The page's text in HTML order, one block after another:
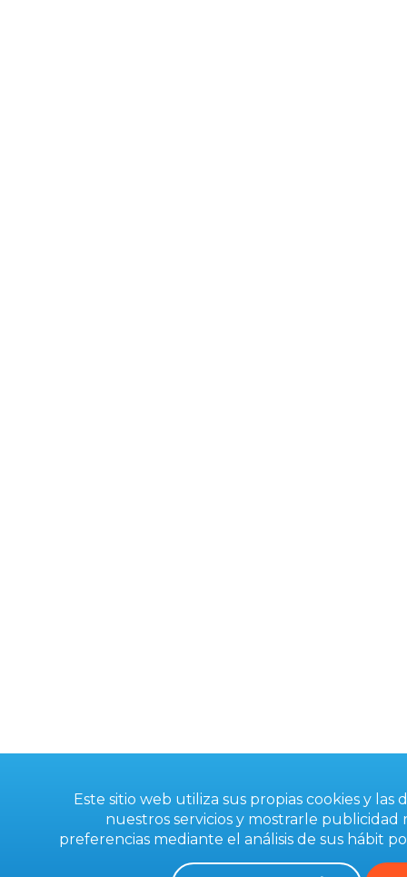
Este sitio web utiliza sus propias cookies y las
nuestros servicios y mostrarle publicidad
preferencias mediante el análisis de sus hábit